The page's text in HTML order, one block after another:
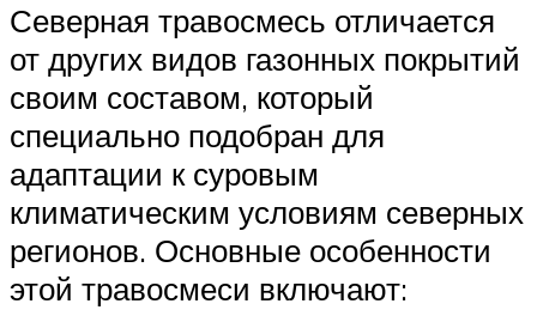
Северная травосмесь отличается
от других видов газонных покрытий
своим составом, который
специально подобран для
адаптации к суровым
климатическим условиям северных
регионов. Основные особенности
этой травосмеси включают: